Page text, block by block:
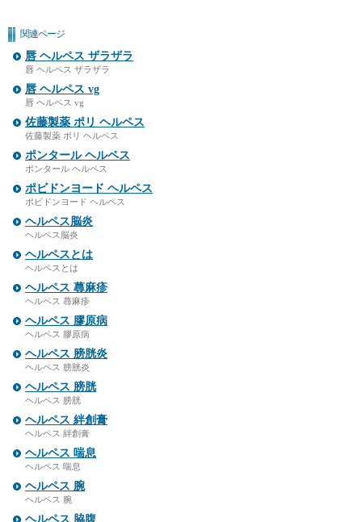
関連ページ
唇 ヘルペス ザラザラ
唇 ヘルペス ザラザラ
唇 ヘルペス vg
唇 ヘルペス vg
佐藤製薬 ポリ ヘルペス
佐藤製薬 ポリ ヘルペス
ポンタール ヘルペス
ポンタール ヘルペス
ポビドンヨード ヘルペス
ポビドンヨード ヘルペス
ヘルペス脳炎
ヘルペス脳炎
ヘルペスとは
ヘルペスとは
ヘルペス 蕁麻疹
ヘルペス 蕁麻疹
ヘルペス 膠原病
ヘルペス 膠原病
ヘルペス 膀胱炎
ヘルペス 膀胱炎
ヘルペス 膀胱
ヘルペス 膀胱
ヘルペス 絆創膏
ヘルペス 絆創膏
ヘルペス 喘息
ヘルペス 喘息
ヘルペス 腕
ヘルペス 腕
ヘルペス 脇腹